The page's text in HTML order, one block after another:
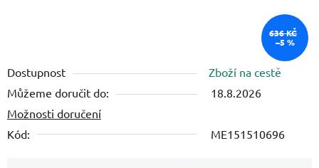
Dostupnost
Zboží na cestě
Můžeme doručit do:
18.8.2026
Možnosti doručení
Kód:
ME151510696
636 KČ
–5 %